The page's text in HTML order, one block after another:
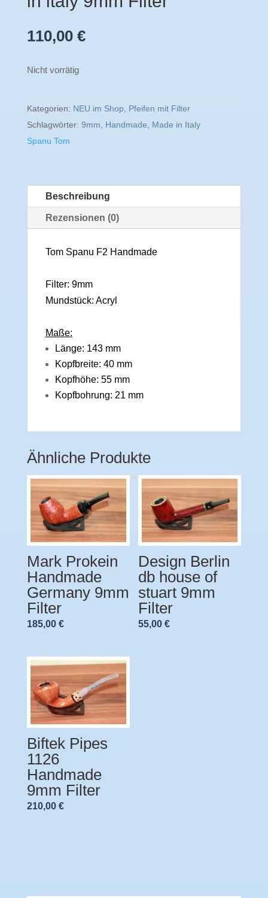
110,00 €
Nicht vorrätig
Kategorien: NEU im Shop
Pfeifen mit Filter
Schlagwörter: 9mm Handmade
Made in Italy
Spanu Tom
Beschreibung
Rezensionen (0)
Tom Spanu F2 Handmade
Filter: 9mm
Mundstück: Acryl
Maße:
Länge: 143 mm
Kopfbreite: 40 mm
Kopfhöhe: 55 mm
Kopfbohrung: 21 mm
Ähnliche Produkte
Mark Prokein
Handmade
Germany 9mm
Filter
185,00 €
Design Berlin
db house of
stuart 9mm
Filter
55,00€
Biftek Pipes
1126
Handmade
9mm Filter
210,00 €